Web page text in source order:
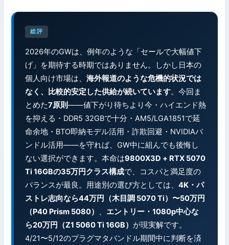
総評
2026年のGWは、例年のような「セールで大幅値下
げ」を期待する時期ではありません。しかし日本の
個人向け市場は、海外報道のような危機的状況では
なく、比較的安定した供給が続いています。今回ま
とめた7原則——値下がり待ちより今・ハイエンド熱
を抑える・DDR5 32GBで十分・AM5/LGA1851で延
命余地・BTO即納モデル活用・詐欺回避・NVIDIAバ
ンドル活用——を守れば、GW中に組んでも後悔し
ない選択ができます。本命は9800X3D + RTX 5070
Ti 16GBの35万円クラス構成で、コスパと満足度の
バランスが最良。用途別の選び方としては、4K・パ
ストレ志向なら44万円（木目調 5070 Ti）〜50万円
（P40 Prism 5080） 、 エントリー・1080p中心な
ら20万円（Z1 5060 Ti 16GB） が現実解です。
4/21〜5/12のプラグマタバンドル期間中に判断を済